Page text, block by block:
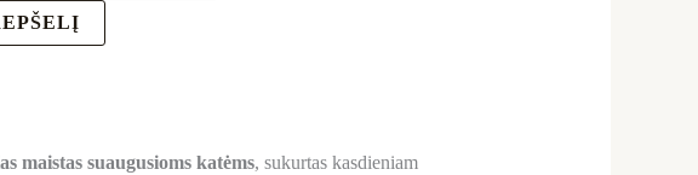
maistas suaugusioms katėms, sukurtas kasdieniam